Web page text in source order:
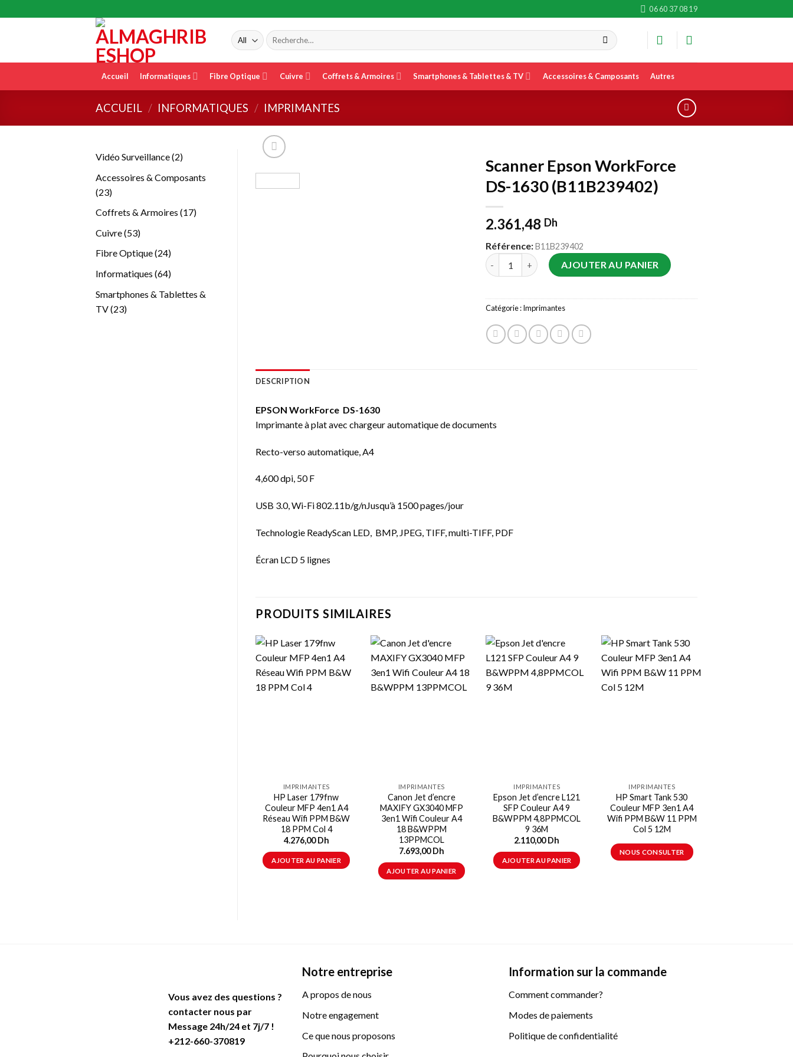
to
06 60 37 08 19
Recherche
pour :
Accueil Informatiques Fibre Optique Cuivre Coffrets & Armoires Smartphones & Tablettes & TV Accessoires & Camposants Autres
ACCUEIL / INFORMATIQUES / IMPRIMANTES
Vidéo Surveillance 22
Accessoires & Composants
2323
Coffrets & Armoires 1717
Cuivre 5353
Fibre Optique 2424
Informatiques 6464
Smartphones & Tablettes &
TV 2323
Scanner Epson WorkForce
DS-1630 (B11B239402)
2.361,48 Dh
Référence:B11B239402
quantité de Scanner Epson WorkForce DS-1630 (B11B239402)
AJOUTER AU PANIER
Catégorie :Imprimantes
DESCRIPTION
EPSON WorkForce DS-1630
Imprimante à plat avec chargeur automatique de documents
Recto-verso automatique, A4
4,600 dpi, 50 F
USB 3.0, Wi-Fi 802.11b/g/nJusqu’à 1500 pages/jour
Technologie ReadyScan LED, BMP, JPEG, TIFF, multi-TIFF, PDF
Écran LCD 5 lignes
PRODUITS SIMILAIRES
IMPRIMANTES
HP Laser 179fnw
Couleur MFP 4en1 A4
Réseau Wifi PPM B&W
18 PPM Col 4
4.276,00Dh
AJOUTER AU PANIER
IMPRIMANTES
Canon Jet d’encre
MAXIFY GX3040 MFP
3en1 Wifi Couleur A4
18 B&WPPM
13PPMCOL
7.693,00Dh
AJOUTER AU PANIER
IMPRIMANTES
Epson Jet d’encre L121
SFP Couleur A4 9
B&WPPM 4,8PPMCOL
9 36M
2.110,00Dh
AJOUTER AU PANIER
IMPRIMANTES
HP Smart Tank 530
Couleur MFP 3en1 A4
Wifi PPM B&W 11 PPM
Col 5 12M
NOUS CONSULTER
Vous avez des questions ?
contacter nous par
Message 24h/24 et 7j/7 !
+212-660-370819
Notre entreprise
A propos de nous
Notre engagement
Ce que nous proposons
Information sur la commande
Comment commander?
Modes de paiements
Politique de confidentialité